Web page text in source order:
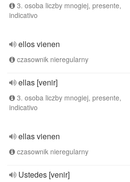
3. osoba liczby mnogiej, presente,
indicativo
ellos vienen
czasownik nieregularny
ellas [venir]
3. osoba liczby mnogiej, presente,
indicativo
ellas vienen
czasownik nieregularny
Ustedes [venir]